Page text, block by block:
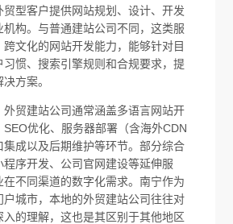
型客户提供网站规划、设计、开发
机构。与普通建站公司不同，这类服
文化的网站开发能力，能够针对目
惯、搜索引擎规则和合规要求，提
方案。
外贸建站公司通常涵盖多语言网站开
SEO优化、服务器部署（含海外CDN
集成以及后期维护等环节。部分综合
程序开发、公司官网建设等延伸服
不同渠道的数字化需求。南宁作为
户城市，本地的外贸建站公司往往对
入的理解，这也是其区别于其他地区